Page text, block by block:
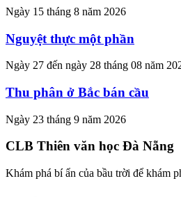
Ngày 15 tháng 8 năm 2026
Nguyệt thực một phần
Ngày 27 đến ngày 28 tháng 08 năm
Thu phân ở Bắc bán cầu
Ngày 23 tháng 9 năm 2026
CLB Thiên văn học Đà Nẵng
Khám phá bí ẩn của bầu trời để khám